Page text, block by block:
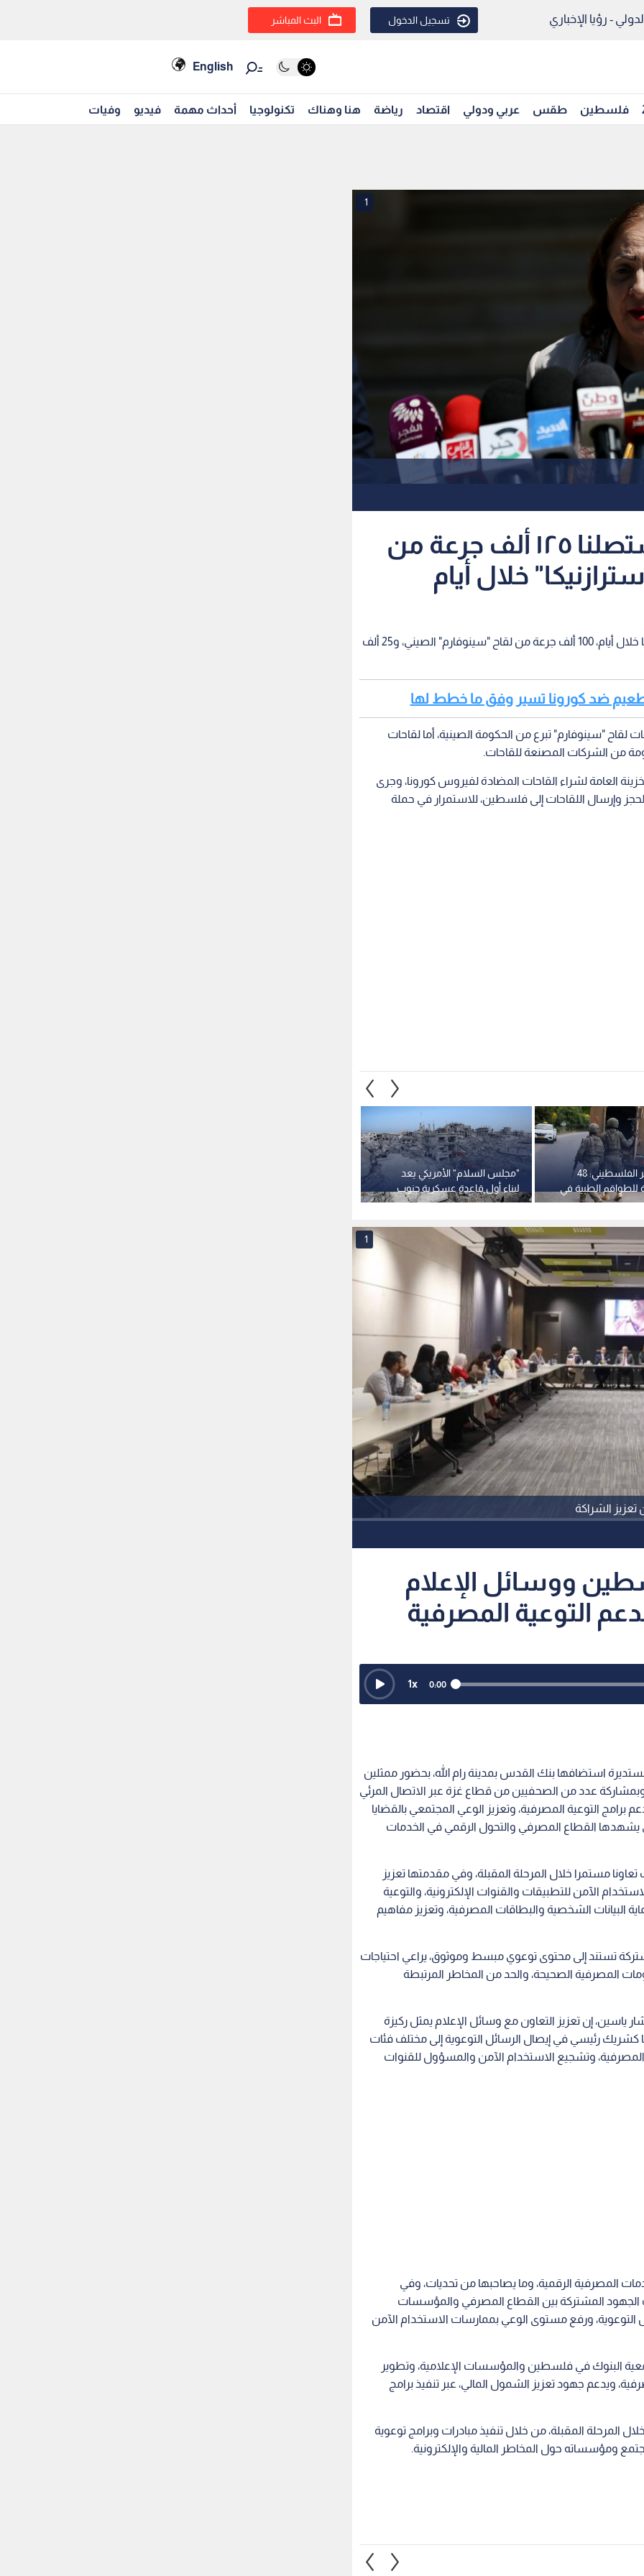
- رؤيا الإخباري تسجيل الدخول البث المباشر
English
فلسطين طقس عربي ودولي اقتصاد رياضة هنا وهناك تكنولوجيا أحداث مهمة فيديو وفيات
1
الصحة الفلسطينية: ستصلنا ١٢٥ ألف جرعة من
خلال أيام
قالت وزيرة الصحة الفلسطينية مي الكيلة، إنه ستصلنا خلال أيام، 100 ألف جرعة من لقاح "سينوفارم" الصيني، و25 ألف
ضد كورونا تسير وفق ما خطط لها
"سينوفارم" تبرع من الحكومة الصينية، أما لقاحات
من الشركات المصنعة للقاحات.
12 مليون دولار من الخزينة العامة لشراء القاحات المضادة لفيروس كورونا، وجرى
وإرسال اللقاحات إلى فلسطين، للاستمرار في حملة
"مجلس السلام" الأمريكي يعد
لبناء أول قاعدة عسكرية جنوب
قطاع غزة
الهلال الأحمر الفلسطيني: 48
للطواقم الطبية في
لقوات الاحتلال في
الشراكة
1
ووسائل الإعلام
التوعية المصرفية
0:00
1x
استضافها بنك القدس بمدينة رام الله، بحضور ممثلين
عدد من الصحفيين من قطاع غزة عبر الاتصال المرئي
التوعية المصرفية، وتعزيز الوعي المجتمعي بالقضايا
يشهدها القطاع المصرفي والتحول الرقمي في الخدمات
مستمرا خلال المرحلة المقبلة، وفي مقدمتها تعزيز
الآمن للتطبيقات والقنوات الإلكترونية، والتوعية
البيانات الشخصية والبطاقات المصرفية، وتعزيز مفاهيم
تستند إلى محتوى توعوي مبسط وموثوق، يراعي احتياجات
المصرفية الصحيحة، والحد من المخاطر المرتبطة
إن تعزيز التعاون مع وسائل الإعلام يمثل ركيزة
كشريك رئيسي في إيصال الرسائل التوعوية إلى مختلف فئات
وتشجيع الاستخدام الآمن والمسؤول للقنوات
المصرفية الرقمية، وما يصاحبها من تحديات، وفي
الجهود المشتركة بين القطاع المصرفي والمؤسسات
التوعوية، ورفع مستوى الوعي بممارسات الاستخدام الآمن
البنوك في فلسطين والمؤسسات الإعلامية، وتطوير
ويدعم جهود تعزيز الشمول المالي، عبر تنفيذ برامج
المرحلة المقبلة، من خلال تنفيذ مبادرات وبرامج توعوية
ومؤسساته حول المخاطر المالية والإلكترونية.